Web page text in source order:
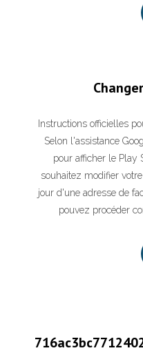
Instructions officielles
Selon l'assistance
pour afficher le Play
souhaitez modifier
jour d'une adresse de
pouvez procéder